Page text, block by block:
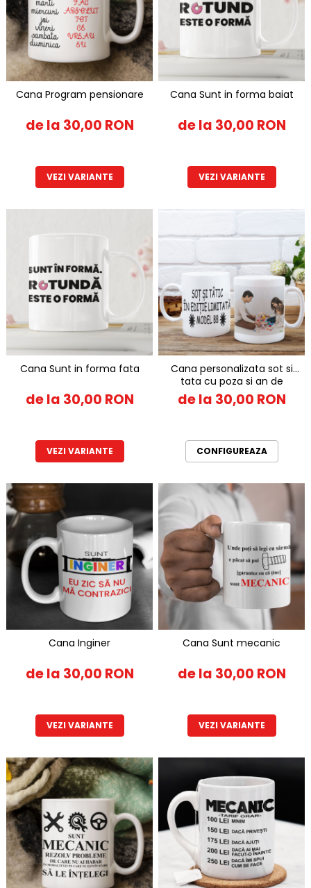
Cana Program pensionare
de la 30,00 RON
VEZI VARIANTE
Cana Sunt in forma baiat
de la 30,00 RON
VEZI VARIANTE
Cana Sunt in forma fata
de la 30,00 RON
VEZI VARIANTE
Cana personalizata sot si
tata cu poza si an de
nastere
de la 30,00 RON
CONFIGUREAZA
Cana Inginer
de la 30,00 RON
VEZI VARIANTE
Cana Sunt mecanic
de la 30,00 RON
VEZI VARIANTE